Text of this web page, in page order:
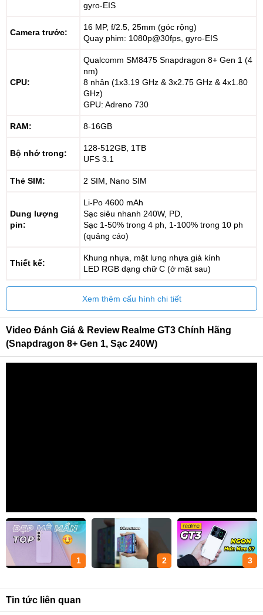
gyro-EIS
Camera trước:
16 MP, f/2.5, 25mm (góc rộng)
Quay phim: 1080p@30fps, gyro-EIS
CPU:
Qualcomm SM8475 Snapdragon 8+ Gen 1 (4
nm)
8 nhân (1x3.19 GHz & 3x2.75 GHz & 4x1.80
GHz)
GPU: Adreno 730
RAM: 8-16GB
Bộ nhớ trong:
128-512GB, 1TB
UFS 3.1
Thẻ SIM: 2 SIM, Nano SIM
Dung lượng
pin:
Li-Po 4600 mAh
Sạc siêu nhanh 240W, PD,
Sạc 1-50% trong 4 ph, 1-100% trong 10 ph
(quảng cáo)
Thiết kế:
Khung nhựa, mặt lưng nhựa giả kính
LED RGB dạng chữ C (ở mặt sau)
Xem thêm cấu hình chi tiết
Video Đánh Giá & Review Realme GT3 Chính Hãng
(Snapdragon 8+ Gen 1, Sạc 240W)
1 2 3
Tin tức liên quan